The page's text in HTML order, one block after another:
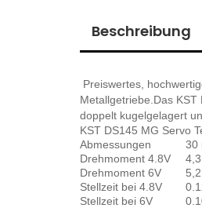
Beschreibung
Preiswertes,
Metallgetriebe.Das
doppelt kugelgelagert
KST DS145 MG Servo
Abmessungen
30
Drehmoment 4.8V
Drehmoment 6V
Stellzeit bei 4.8V
Stellzeit bei 6V